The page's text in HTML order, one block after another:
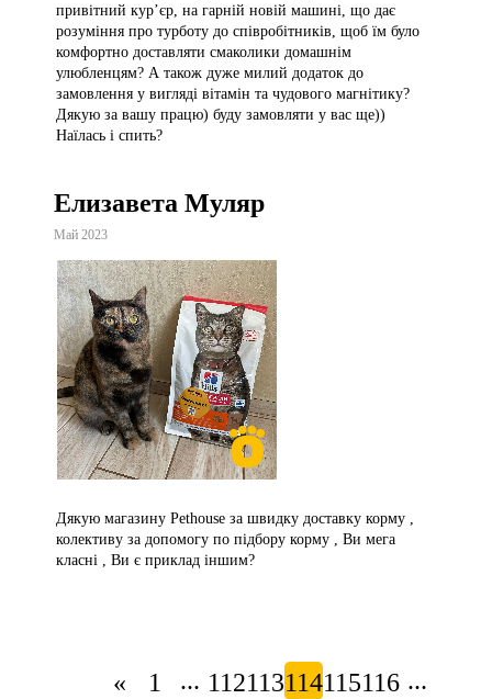
привітний курʼєр, на гарній новій машині, що дає
розуміння про турботу до співробітників, щоб їм було
комфортно доставляти смаколики домашнім
улюбленцям? А також дуже милий додаток до
замовлення у вигляді вітамін та чудового магнітику?
Дякую за вашу працю) буду замовляти у вас ще))
Наїлась і спить?
Елизавета Муляр
Май 2023
Дякую магазину Pethouse за швидку доставку корму ,
колективу за допомогу по підбору корму , Ви мега
класні , Ви є приклад іншим?
« 1 ... 112113114115116 ...